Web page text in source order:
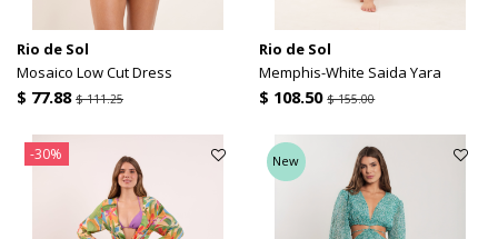
Rio de Sol
Mosaico Low Cut Dress
$ 77.88 $ 111.25
Rio de Sol
Memphis-White Saida Yara
$ 108.50$ 155.00
-30% New